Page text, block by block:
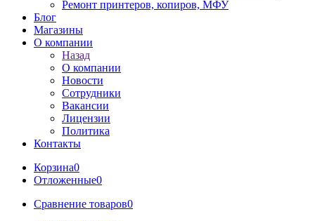
Ремонт принтеров, копиров, МФУ
Блог
Магазины
О компании
Назад
О компании
Новости
Сотрудники
Вакансии
Лицензии
Политика
Контакты
Корзина0
Отложенные0
Сравнение товаров0